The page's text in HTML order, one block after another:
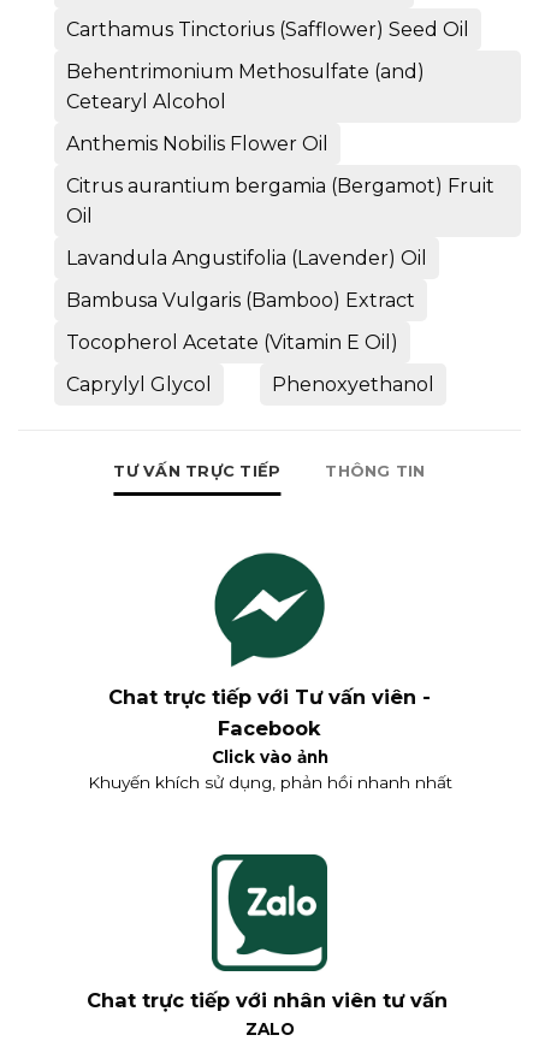
Carthamus Tinctorius (Safflower) Seed Oil
Behentrimonium Methosulfate (and)
Cetearyl Alcohol
Anthemis Nobilis Flower Oil
Citrus aurantium bergamia (Bergamot) Fruit
Oil
Lavandula Angustifolia (Lavender) Oil
Bambusa Vulgaris (Bamboo) Extract
Tocopherol Acetate (Vitamin E Oil)
Caprylyl Glycol
Phenoxyethanol
TƯ VẤN TRỰC TIẾP THÔNG TIN
Chat trực tiếp với Tư vấn viên -
Facebook
Click vào ảnh
Khuyến khích sử dụng, phản hồi nhanh nhất
Chat trực tiếp với nhân viên tư vấn
ZALO